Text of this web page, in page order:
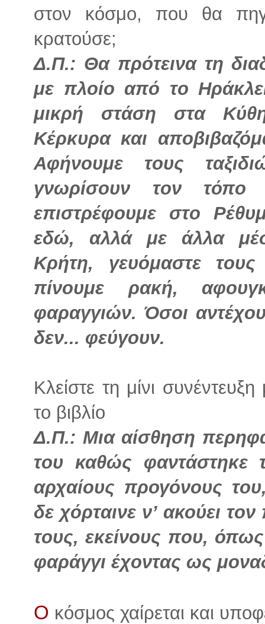
στον κόσμο, που θα
κρατούσε;
Δ.Π.: Θα πρότεινα τη
με πλοίο από το
μικρή στάση στα
Κέρκυρα και
Αφήνουμε τους
γνωρίσουν τον τόπο
επιστρέφουμε στο
εδώ, αλλά με άλλα
Κρήτη, γευόμαστε
πίνουμε ρακή,
φαραγγιών. Όσοι
δεν... φεύγουν.
Κλείστε τη μίνι
το βιβλίο
Δ.Π.: Μια αίσθηση
του καθώς φαντάστηκε
αρχαίους προγόνους
δε χόρταινε ν’ ακούει
τους, εκείνους που,
φαράγγι έχοντας ως
Ο κόσμος χαίρεται και